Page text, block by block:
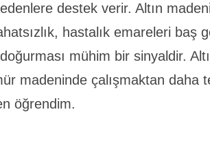
destek verir. Altın
hastalık emareleri baş
mühim bir sinyaldir.
madeninde çalışmaktan daha
öğrendim.